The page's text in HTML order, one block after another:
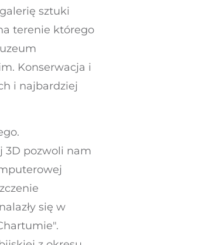
sztuki
terenie którego
Konserwacja i
i najbardziej
3D pozwoli nam
się w